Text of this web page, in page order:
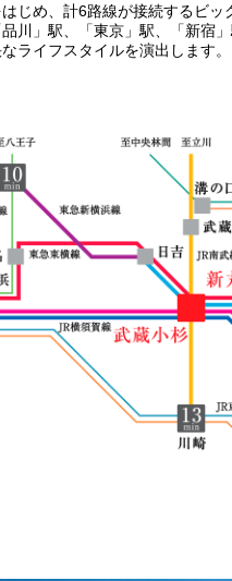
じめ、計6路線が接続するビ
品川」駅、「東京」駅、「新
ライフスタイルを演出します。